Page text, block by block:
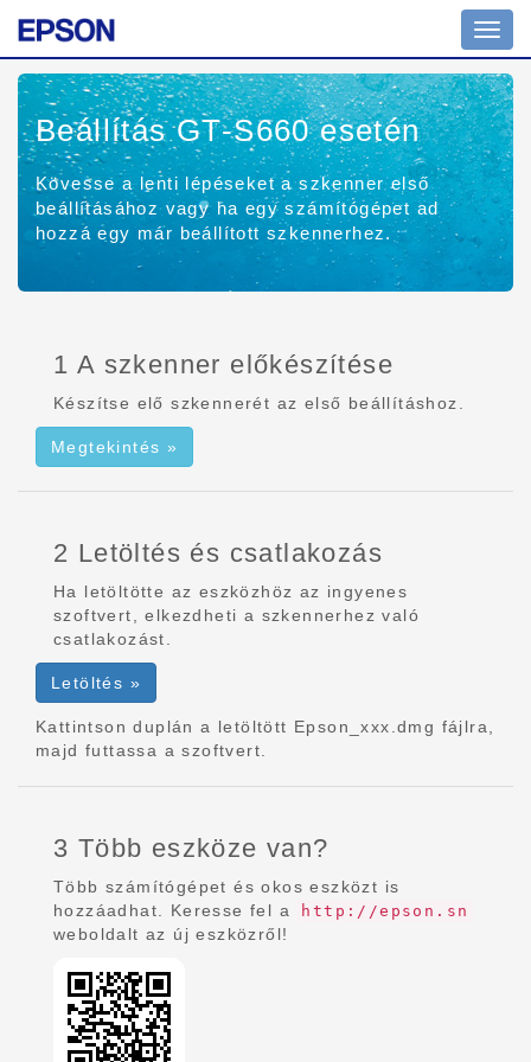
ki/
Beállítás GT-S660esetén
Kövesse a lenti lépéseket a szkenner első
beállításához vagy ha egy számítógépet ad
hozzá egy már beállított szkennerhez.
1 A szkenner előkészítése
Készítse elő szkennerét az első beállításhoz.
Megtekintés »
2 Letöltés és csatlakozás
Ha letöltötte az eszközhöz az ingyenes
szoftvert, elkezdheti a szkennerhez való
csatlakozást.
Letöltés »
Kattintson duplán a letöltött Epson_xxx.dmg fájlra,
majd futtassa a szoftvert.
3 Több eszköze van?
Több számítógépet és okos eszközt is
hozzáadhat. Keresse fel a
http://epson.sn
weboldalt az új eszközről!